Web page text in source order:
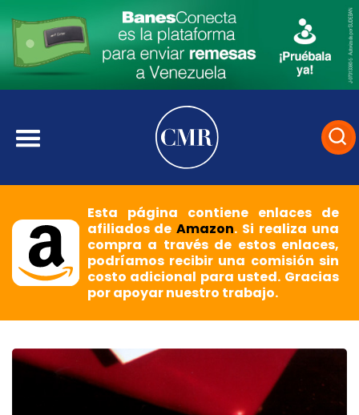
Esta página contiene enlaces de
afiliados deAmazon. Si realiza una
compra a través de estos enlaces,
podríamos recibir una comisión sin
costo adicional para usted. Gracias
por apoyar nuestro trabajo.